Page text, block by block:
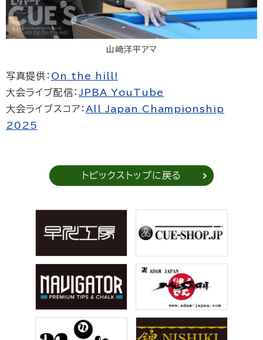
山﨑洋平アマ
写真提供： On the hill!
大会ライブ配信： JPBA YouTube
大会ライブスコア： All Japan Championship
2025
トピックストップに戻る